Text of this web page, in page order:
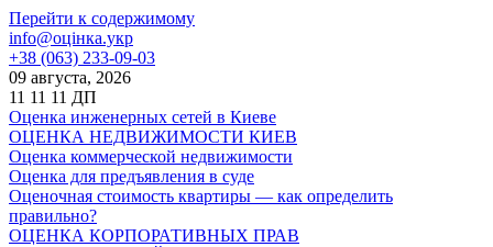
Перейти к содержимому
info@оцінка.укр
+38 (063) 233-09-03
09 августа, 2026
11 11 11 ДП
Оценка инженерных сетей в Киеве
ОЦЕНКА НЕДВИЖИМОСТИ КИЕВ
Оценка коммерческой недвижимости
Оценка для предъявления в суде
Оценочная стоимость квартиры — как определить
правильно?
ОЦЕНКА КОРПОРАТИВНЫХ ПРАВ